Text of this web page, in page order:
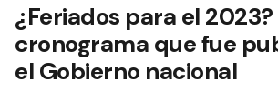
¿Feriados para el 2023?
cronograma que fue
el Gobierno nacional